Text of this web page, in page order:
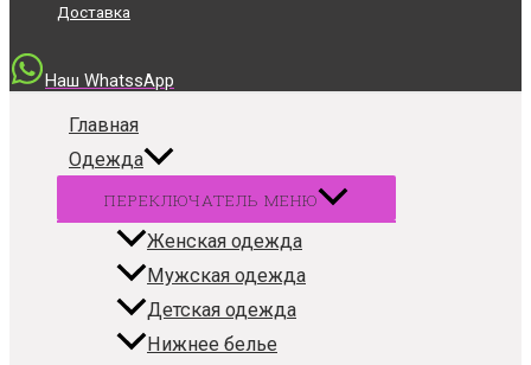
Доставка
Наш WhatssApp
Главная
Одежда
ПЕРЕКЛЮЧАТЕЛЬ МЕНЮ
Женская одежда
Мужская одежда
Детская одежда
Нижнее белье